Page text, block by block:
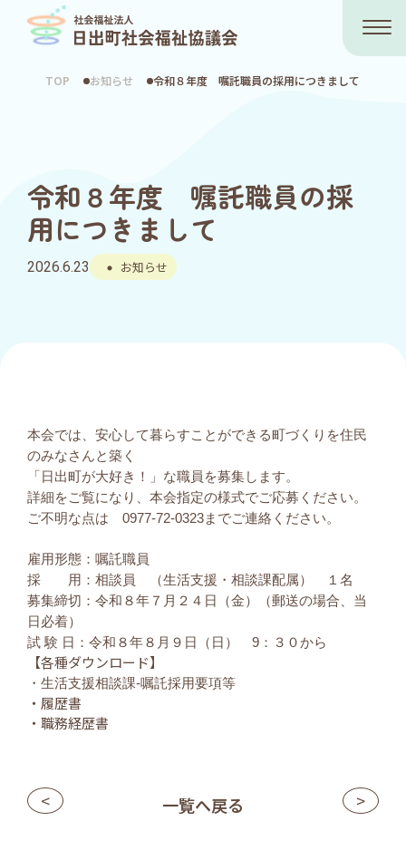
TOP お知らせ 令和８年度 嘱託職員の採用につきまして
令和８年度 嘱託職員の採
用につきまして
2026.6.23 お知らせ
本会では、安心して暮らすことができる町づくりを住民
のみなさんと築く
「日出町が大好き！」な職員を募集します。
詳細をご覧になり、本会指定の様式でご応募ください。
ご不明な点は 0977-72-0323までご連絡ください。
雇用形態：嘱託職員
採 用：相談員 （生活支援・相談課配属） １名
募集締切：令和８年７月２４日（金）（郵送の場合、当
日必着）
試 験 日：令和８年８月９日（日） 9：３０から
【各種ダウンロード】
・ 生活支援相談課-嘱託採用要項等
・ 履歴書
・ 職務経歴書
< >
一覧へ戻る